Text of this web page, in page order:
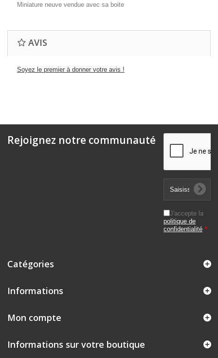
Miniature neuve vendue avec sa boite
AVIS
Soyez le premier à donner votre avis !
Rejoignez notre communauté
J'accepte la
politique de
confidentialité *
Catégories
Informations
Mon compte
Informations sur votre boutique